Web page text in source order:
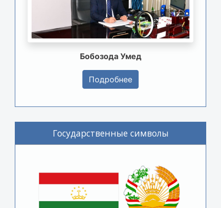
Бобозода Умед
Подробнее
Государственные символы